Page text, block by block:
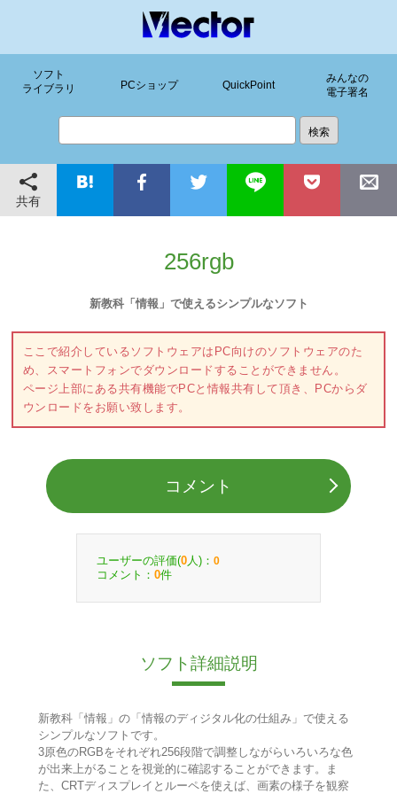
ソフト
ライブラリ
PCショップ QuickPoint
みんなの
電子署名
共有
256rgb
新教科「情報」で使えるシンプルなソフト
ここで紹介しているソフトウェアはPC向けのソフトウェアのた
め、スマートフォンでダウンロードすることができません。
ページ上部にある共有機能でPCと情報共有して頂き、PCからダ
ウンロードをお願い致します。
コメント
ユーザーの評価(0 人)： 0
コメント： 0件
ソフト詳細説明
新教科「情報」の「情報のディジタル化の仕組み」で使える
シンプルなソフトです。
3原色のRGBをそれぞれ256段階で調整しながらいろいろな色
が出来上がることを視覚的に確認することができます。ま
た、CRTディスプレイとルーペを使えば、画素の様子を観察